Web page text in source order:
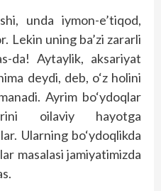
unda iymon-e’tiqod,
Lekin uning ba’zi zararli
da! Aytaylik, aksariyat
deydi, deb, o‘z holini
Ayrim bo‘ydoqlar
oilaviy hayotga
Ularning bo‘ydoqlikda
masalasi jamiyatimizda